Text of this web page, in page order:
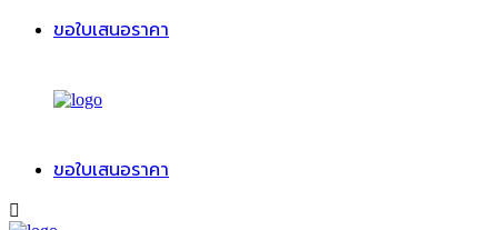
ขอใบเสนอราคา
ขอใบเสนอราคา